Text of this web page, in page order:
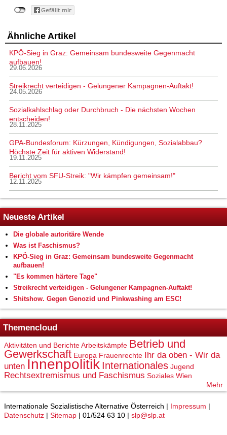
Ähnliche Artikel
KPÖ-Sieg in Graz: Gemeinsam bundesweite Gegenmacht
aufbauen!
29.06.2026
Streikrecht verteidigen - Gelungener Kampagnen-Auftakt!
24.05.2026
Sozialkahlschlag oder Durchbruch - Die nächsten Wochen
entscheiden!
28.11.2025
GPA-Bundesforum: Kürzungen, Kündigungen, Sozialabbau?
Höchste Zeit für aktiven Widerstand!
19.11.2025
Bericht vom SFU-Streik: "Wir kämpfen gemeinsam!"
12.11.2025
Neueste Artikel
Die globale autoritäre Wende
Was ist Faschismus?
KPÖ-Sieg in Graz: Gemeinsam bundesweite Gegenmacht
aufbauen!
"Es kommen härtere Tage"
Streikrecht verteidigen - Gelungener Kampagnen-Auftakt!
Shitshow. Gegen Genozid und Pinkwashing am ESC!
Themencloud
Aktivitäten und BerichteArbeitskämpfe Betrieb und
Gewerkschaft Europa Frauenrechte Ihr da oben - Wir da
unten Innenpolitik Internationales Jugend
Rechtsextremismus und Faschismus Soziales Wien
Mehr
Internationale Sozialistische Alternative Österreich | Impressum |
Datenschutz | Sitemap | 01/524 63 10 | slp@slp.at